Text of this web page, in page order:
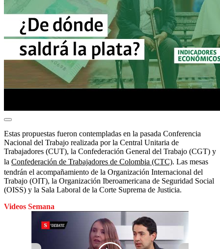
Estas propuestas fueron contempladas en la pasada Conferencia
Nacional del Trabajo realizada por la Central Unitaria de
Trabajadores (CUT), la Confederación General del Trabajo (CGT) y
la Confederación de Trabajadores de Colombia (CTC). Las mesas
tendrán el acompañamiento de la Organización Internacional del
Trabajo (OIT), la Organización Iberoamericana de Seguridad Social
(OISS) y la Sala Laboral de la Corte Suprema de Justicia.
Videos Semana